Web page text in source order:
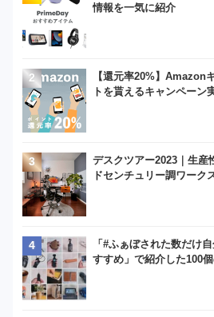
情報を一気に紹介
【還元率20%】Amazon
トを貰えるキャンペーン
デスクツアー2023｜生産
ドセンチュリー調ワーク
「#ふぁぼされた数だけ
すすめ」で紹介した100